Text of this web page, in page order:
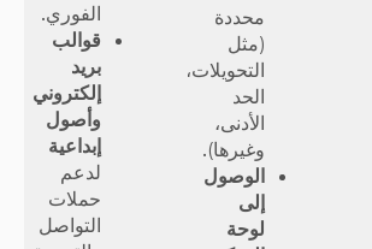
محددة
(مثل
التحويلات،
الحد
الأدنى،
وغيرها).
الوصول
إلى
لوحة
الفوري.
قوالب
بريد
إلكتروني
وأصول
إبداعية
لدعم
حملات
التواصل